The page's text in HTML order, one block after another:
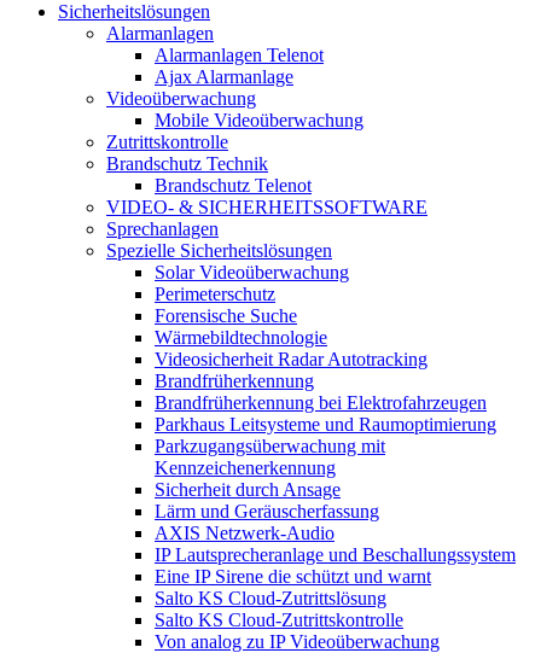
Sicherheitslösungen
Alarmanlagen
Alarmanlagen Telenot
Ajax Alarmanlage
Videoüberwachung
Mobile Videoüberwachung
Zutrittskontrolle
Brandschutz Technik
Brandschutz Telenot
VIDEO- & SICHERHEITSSOFTWARE
Sprechanlagen
Spezielle Sicherheitslösungen
Solar Videoüberwachung
Perimeterschutz
Forensische Suche
Wärmebildtechnologie
Videosicherheit Radar Autotracking​
Brandfrüherkennung
Brandfrüherkennung bei Elektrofahrzeugen
Parkhaus Leitsysteme und Raumoptimierung
Parkzugangsüberwachung mit
Kennzeichenerkennung
Sicherheit durch Ansage
Lärm und Geräuscherfassung
AXIS Netzwerk-Audio
IP Lautsprecheranlage und Beschallungssystem
Eine IP Sirene die schützt und warnt
Salto KS Cloud-Zutrittslösung
Salto KS Cloud-Zutrittskontrolle
Von analog zu IP Videoüberwachung